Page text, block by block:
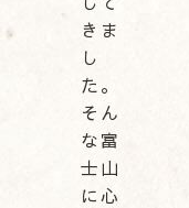
きま
し
た。
そん
な富
士山
に心